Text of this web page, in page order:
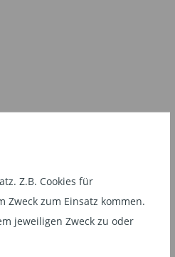
Z.B. Cookies für
Zweck zum Einsatz kommen.
jeweiligen Zweck zu oder